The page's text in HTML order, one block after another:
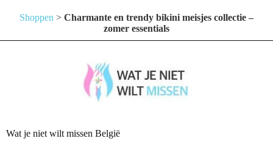
Shoppen > Charmante en trendy bikini meisjes collectie –
zomer essentials
Wat je niet wilt missen België